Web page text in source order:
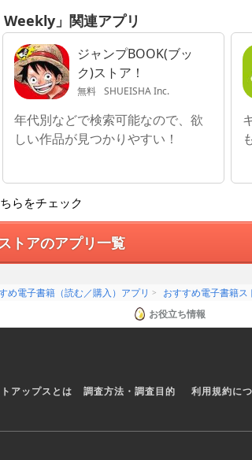
Weekly」関連アプリ
ジャンプBOOK(ブッ
ク)ストア！
無料 SHUEISHA Inc.
年代別などで検索可能なので、欲
しい作品が見つかりやすい！
らをチェック
トアのアプリ一覧
め電子書籍（読む／購入）アプリ おすすめ電子書籍ス
お役立ち情報
トアップスとは 調査方法・調査目的 利用規約に